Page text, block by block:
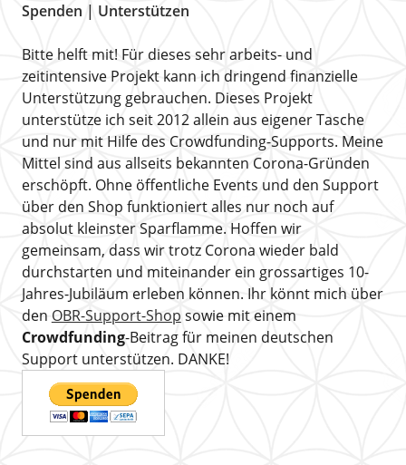
Spenden | Unterstützen
Bitte helft mit! Für dieses sehr arbeits- und
zeitintensive Projekt kann ich dringend finanzielle
Unterstützung gebrauchen. Dieses Projekt
unterstütze ich seit 2012 allein aus eigener Tasche
und nur mit Hilfe des Crowdfunding-Supports. Meine
Mittel sind aus allseits bekannten Corona-Gründen
erschöpft. Ohne öffentliche Events und den Support
über den Shop funktioniert alles nur noch auf
absolut kleinster Sparflamme. Hoffen wir
gemeinsam, dass wir trotz Corona wieder bald
durchstarten und miteinander ein grossartiges 10-
Jahres-Jubiläum erleben können. Ihr könnt mich über
den OBR-Support-Shop sowie mit einem
Crowdfunding-Beitrag für meinen deutschen
Support unterstützen. DANKE!